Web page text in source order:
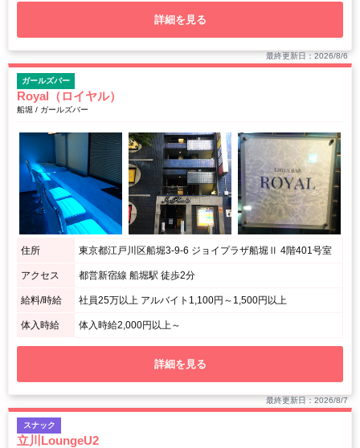
詳細を見る
最終更新日：2026/8/6
ガールズバー
Royal（ロイヤル）
船堀 / ガールズバー
住所 東京都江戸川区船堀3-9-6 ジョイプラザ船堀Ⅱ 4階401号室
アクセス 都営新宿線 船堀駅 徒歩2分
給料/時給 社員25万以上 アルバイト1,100円～1,500円以上
体入時給 体入時給2,000円以上～
詳細を見る
最終更新日：2026/8/7
スナック
立川LoungeU2